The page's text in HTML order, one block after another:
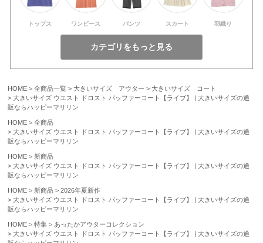
トップス ワンピース パンツ スカート 羽織り
HOME 全商品一覧 大きいサイズ アウター
大きいサイズ コート
大きいサイズ ウエスト ドロスト パッファーコート【ライブ】 | 大きいサイズの通
販ならハッピーマリリン
HOME
全商品
大きいサイズ ウエスト ドロスト パッファーコート【ライブ】 | 大きいサイズの通
販ならハッピーマリリン
HOME
新商品
大きいサイズ ウエスト ドロスト パッファーコート【ライブ】 | 大きいサイズの通
販ならハッピーマリリン
HOME 新商品
2026年夏新作
大きいサイズ ウエスト ドロスト パッファーコート【ライブ】 | 大きいサイズの通
販ならハッピーマリリン
HOME 特集
あったかアウターコレクション
大きいサイズ ウエスト ドロスト パッファーコート【ライブ】 | 大きいサイズの通